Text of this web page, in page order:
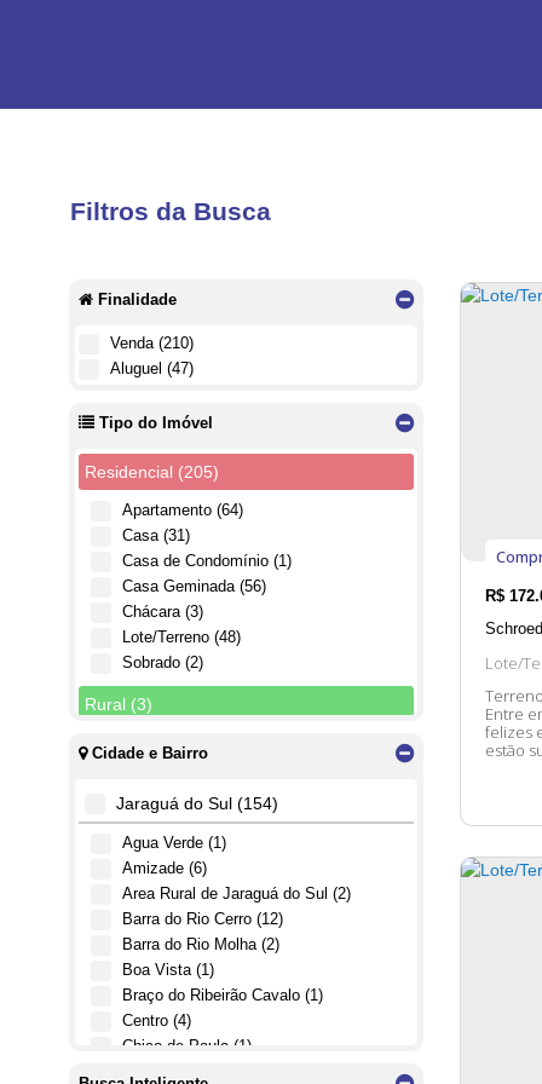
Filtros da Busca
Finalidade
Venda (210)
Aluguel (47)
Tipo do Imóvel
Residencial (205)
Apartamento (64)
Casa (31)
Casa de Condomínio (1)
Casa Geminada (56)
Chácara (3)
Lote/Terreno (48)
Sobrado (2)
Rural (3)
Comercial (2)
Prédio (1)
Terreno (1)
Cidade e Bairro
Jaraguá do Sul (154)
Água Verde (1)
Amizade (6)
Área Rural de Jaraguá do Sul (2)
Barra do Rio Cerro (12)
Barra do Rio Molha (2)
Boa Vista (1)
Braço do Ribeirão Cavalo (1)
Centro (4)
Chico de Paulo (1)
Lote/
R$
Entre
felizes em lhe
estão